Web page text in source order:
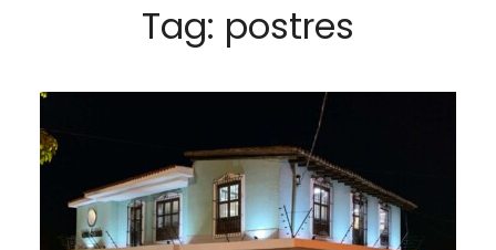
Tag: postres